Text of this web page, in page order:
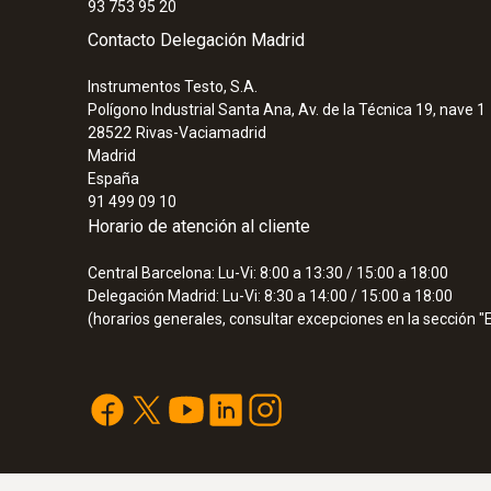
:0572 1913
testo 191-T3 - Registrador de datos de
HACCP con una sonda larga y flexible
93 753 95 20
Contacto Delegación Madrid
Instrumentos Testo, S.A.
Polígono Industrial Santa Ana, Av. de la Técnica 19, nave 1
28522 Rivas-Vaciamadrid
Madrid
España
91 499 09 10
Horario de atención al cliente
Central Barcelona: Lu-Vi: 8:00 a 13:30 / 15:00 a 18:00
Delegación Madrid: Lu-Vi: 8:30 a 14:00 / 15:00 a 18:00
(horarios generales, consultar excepciones en la sección